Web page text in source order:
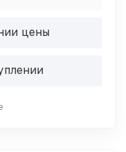
цены